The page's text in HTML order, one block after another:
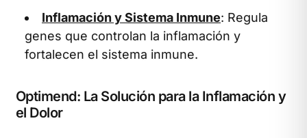
Inflamación y Sistema Inmune: Regula
genes que controlan la inflamación y
fortalecen el sistema inmune.
Optimend: La Solución para la Inflamación y
el Dolor